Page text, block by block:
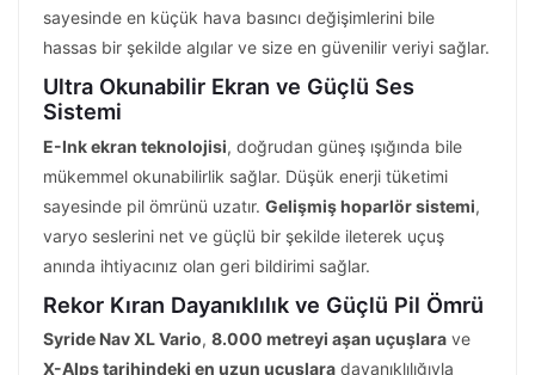
sayesinde en küçük hava basıncı değişimlerini bile
hassas bir şekilde algılar ve size en güvenilir veriyi sağlar.
Ultra Okunabilir Ekran ve Güçlü Ses
Sistemi
E-Ink ekran teknolojisi, doğrudan güneş ışığında bile
mükemmel okunabilirlik sağlar. Düşük enerji tüketimi
sayesinde pil ömrünü uzatır. Gelişmiş hoparlör sistemi,
varyo seslerini net ve güçlü bir şekilde ileterek uçuş
anında ihtiyacınız olan geri bildirimi sağlar.
Rekor Kıran Dayanıklılık ve Güçlü Pil Ömrü
Syride Nav XL Vario, 8.000 metreyi aşan uçuşlara ve
X-Alps tarihindeki en uzun uçuşlara dayanıklılığıyla